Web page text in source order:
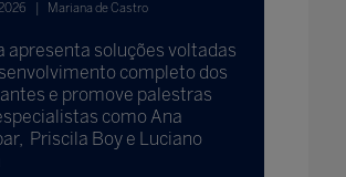
Mariana de Castro
apresenta soluções voltadas
completo dos
e promove palestras
como Ana
Priscila Boy e Luciano